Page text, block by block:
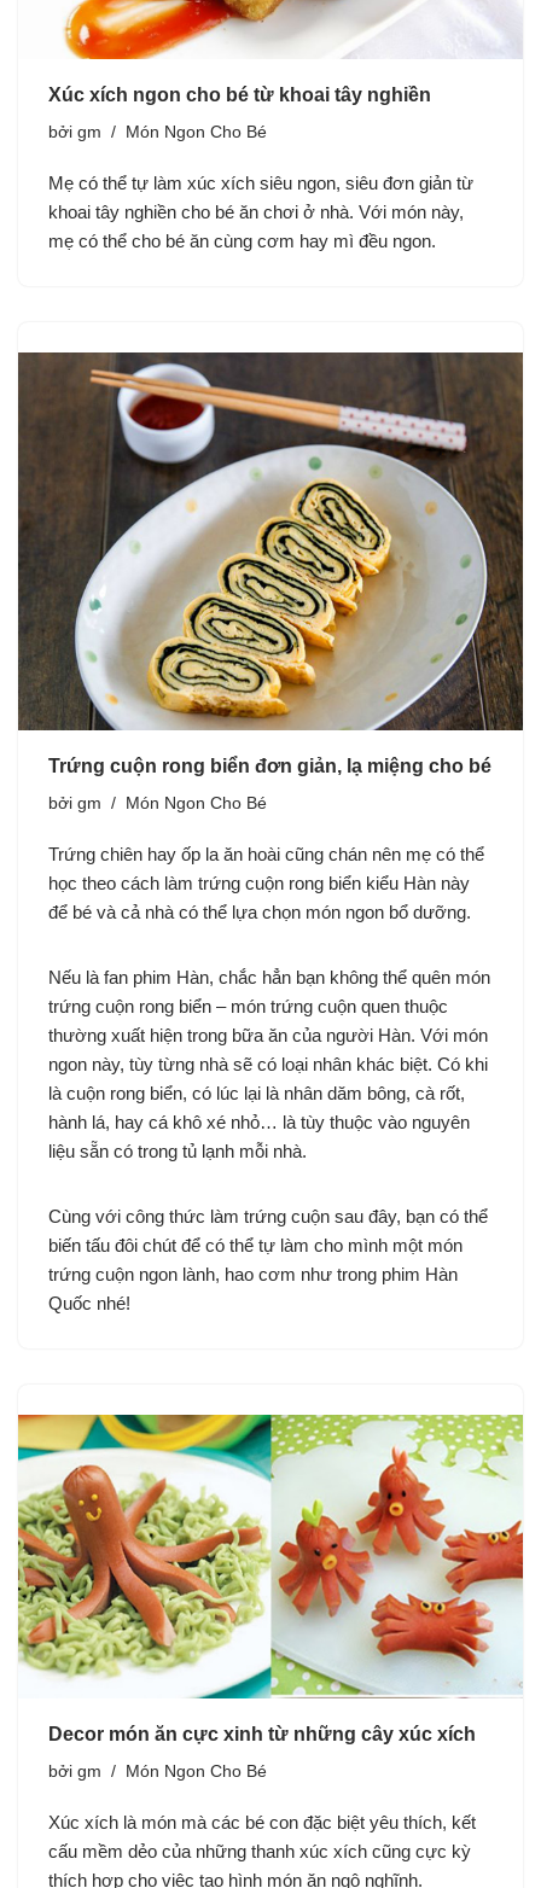
Xúc xích ngon cho bé từ khoai tây nghiền
bởi gm Món Ngon Cho Bé
Mẹ có thể tự làm xúc xích siêu ngon, siêu đơn giản từ
khoai tây nghiền cho bé ăn chơi ở nhà. Với món này,
mẹ có thể cho bé ăn cùng cơm hay mì đều ngon.
Trứng cuộn rong biển đơn giản, lạ miệng cho bé
bởi gm Món Ngon Cho Bé
Trứng chiên hay ốp la ăn hoài cũng chán nên mẹ có thể
học theo cách làm trứng cuộn rong biển kiểu Hàn này
để bé và cả nhà có thể lựa chọn món ngon bổ dưỡng.
Nếu là fan phim Hàn, chắc hẳn bạn không thể quên món
trứng cuộn rong biển – món trứng cuộn quen thuộc
thường xuất hiện trong bữa ăn của người Hàn. Với món
ngon này, tùy từng nhà sẽ có loại nhân khác biệt. Có khi
là cuộn rong biển, có lúc lại là nhân dăm bông, cà rốt,
hành lá, hay cá khô xé nhỏ… là tùy thuộc vào nguyên
liệu sẵn có trong tủ lạnh mỗi nhà.
Cùng với công thức làm trứng cuộn sau đây, bạn có thể
biến tấu đôi chút để có thể tự làm cho mình một món
trứng cuộn ngon lành, hao cơm như trong phim Hàn
Quốc nhé!
Decor món ăn cực xinh từ những cây xúc xích
bởi gm Món Ngon Cho Bé
Xúc xích là món mà các bé con đặc biệt yêu thích, kết
cấu mềm dẻo của những thanh xúc xích cũng cực kỳ
thích hợp cho việc tạo hình món ăn ngộ nghĩnh.